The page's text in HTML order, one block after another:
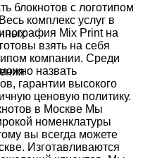
блокнотов с логотипом
комплекс услуг в
Mix Print на
взять на себя
компании. Среди
назвать
гарантии высокого
ценовую политику.
в Москве Мы
номенклатуры
вы всегда можете
Изготавливаются